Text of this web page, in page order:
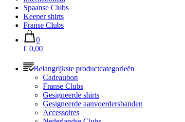
Spaanse Clubs
Keeper shirts
Franse Clubs
0
€ 0,00
Belangrijkste productcategorieën
Cadeaubon
Franse Clubs
Gesigneerde shirts
Gesigneerde aanvoerdersbanden
Accessoires